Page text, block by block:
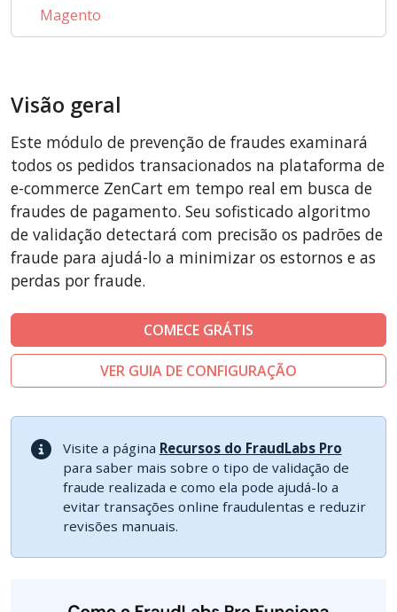
Magento
PrestaShop
AbanteCart
PinnacleCart
FoxyCart
Easy Digital Downloads
nopCommerce
ThirtyBees
Shopware
Sylius
Visão geral
Este módulo de prevenção de fraudes examinará
todos os pedidos transacionados na plataforma de
e-commerce ZenCart em tempo real em busca de
fraudes de pagamento. Seu sofisticado algoritmo
de validação detectará com precisão os padrões de
fraude para ajudá-lo a minimizar os estornos e as
perdas por fraude.
COMECE GRÁTIS
VER GUIA DE CONFIGURAÇÃO
Visite a página Recursos do FraudLabs Pro
para saber mais sobre o tipo de validação de
fraude realizada e como ela pode ajudá-lo a
evitar transações online fraudulentas e reduzir
revisões manuais.